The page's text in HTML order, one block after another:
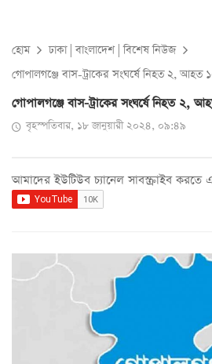
হোম ঢাকা|বাংলাদেশ|বিশেষ নিউজ
গোপালগঞ্জে বাস-ট্রাকের সংঘর্ষে নিহত ২, আহত
গোপালগঞ্জে বাস-ট্রাকের সংঘর্ষে নিহত ২,
বৃহস্পতিবার, ১৮ জানুয়ারী ২০২৪, ০৯:৪৯
আমাদের ইউটিউব চ্যানেল সাবস্ক্রাইব করতে